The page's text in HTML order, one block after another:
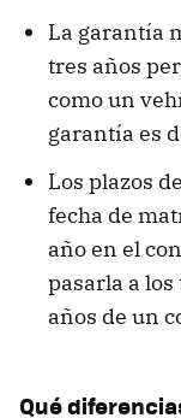
La garantía
tres años
como un
garantía es
Los plazos
fecha de
año en el
pasarla a
años de un
Qué